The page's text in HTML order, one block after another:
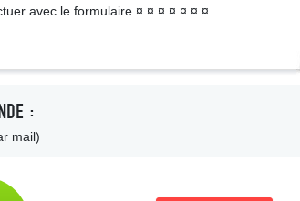
avec le formulaire ¤ ¤ ¤ ¤ ¤ ¤ ¤ .
:
mail)